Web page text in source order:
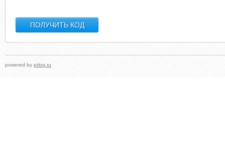
powered by prlog.ru